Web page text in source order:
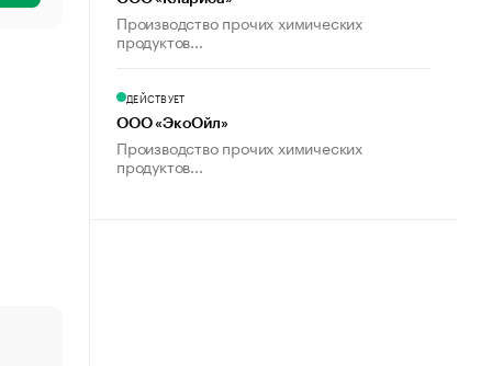
Производство прочих химических
продуктов...
ДЕЙСТВУЕТ
ООО «ЭкоОйл»
Производство прочих химических
продуктов...